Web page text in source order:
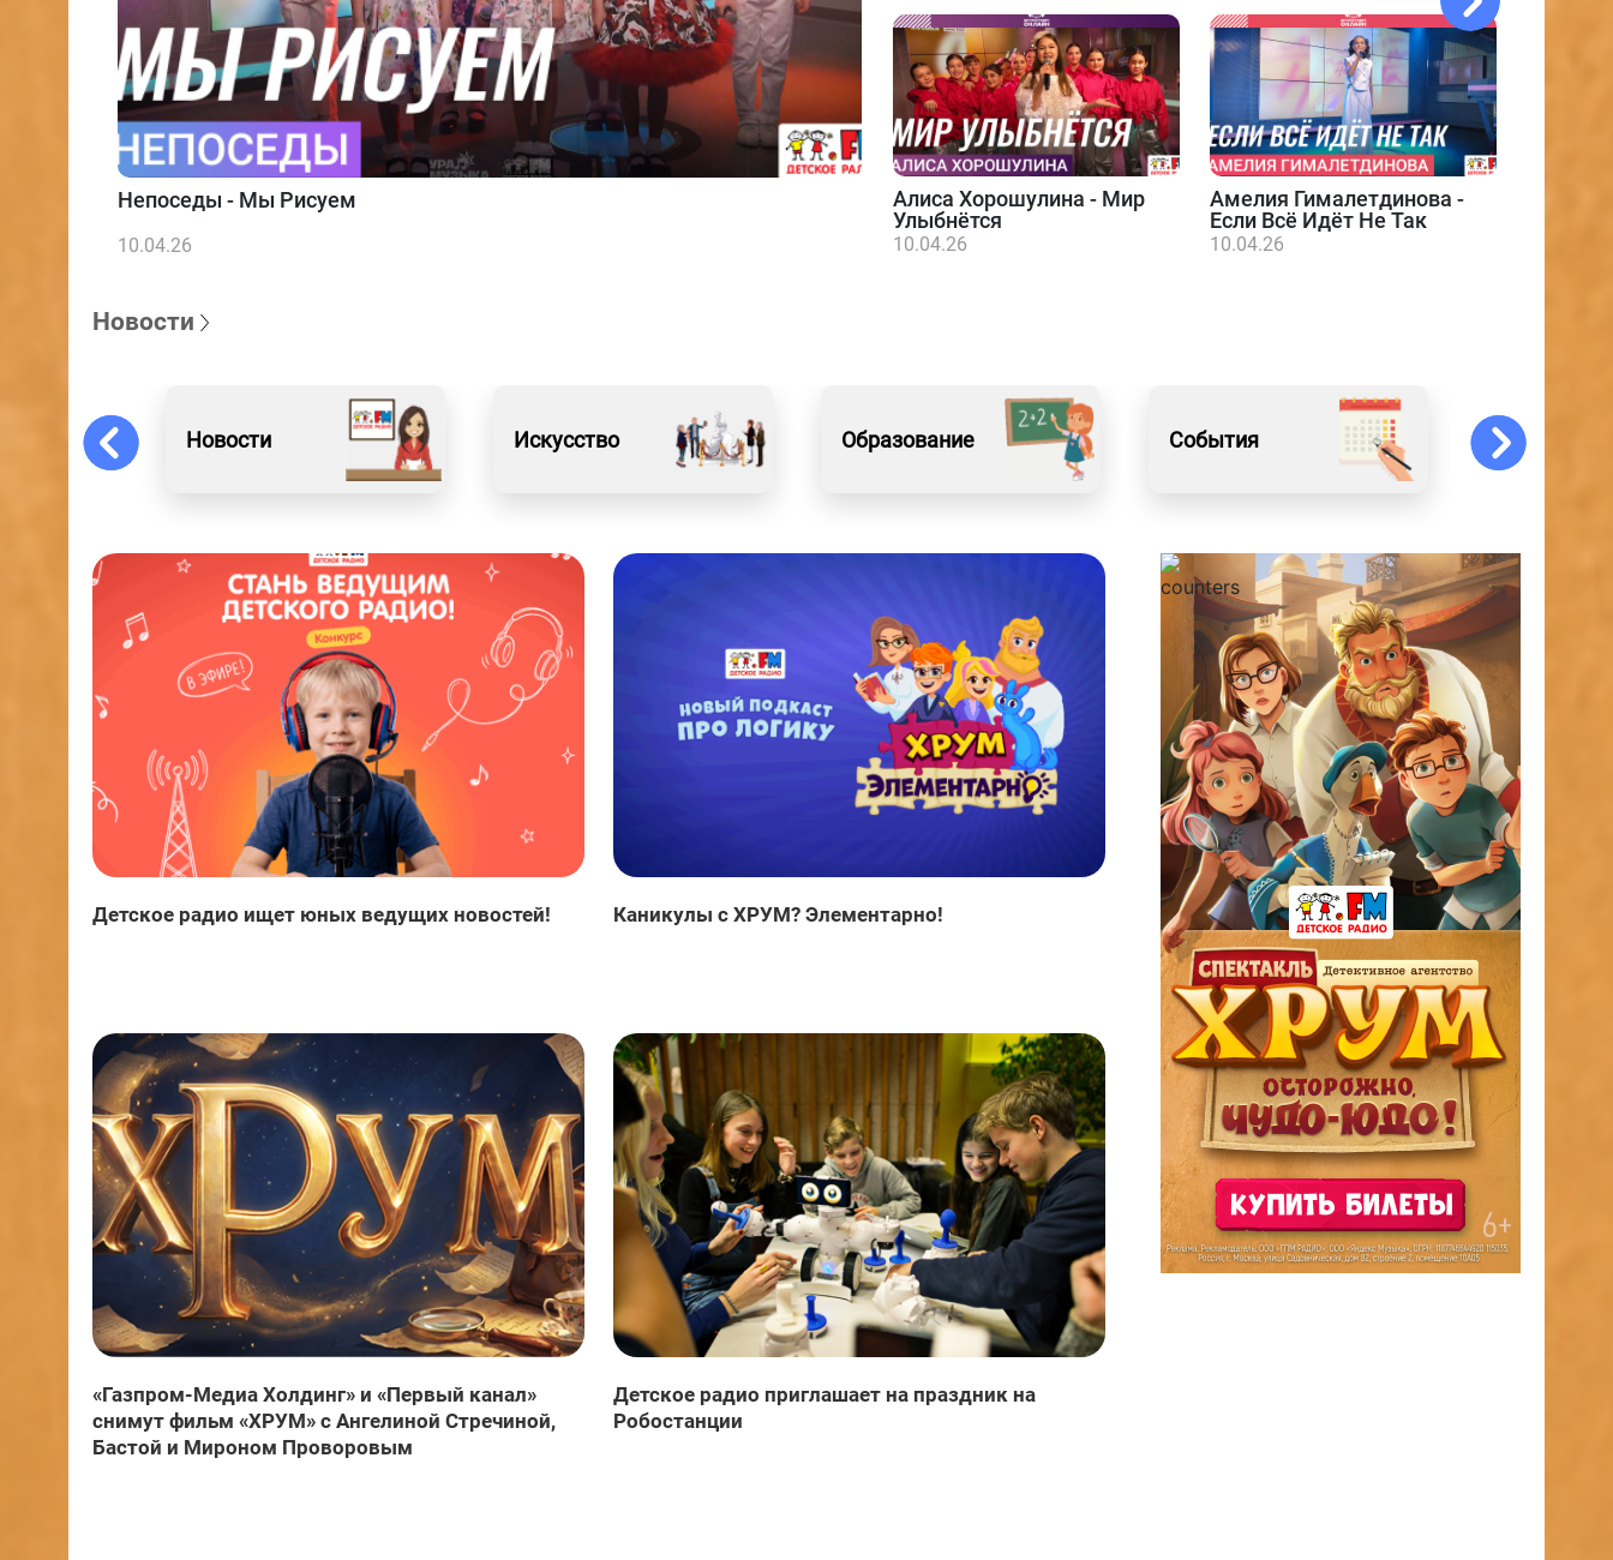
Непоседы - Мы Рисуем
10.04.26
Алиса Хорошулина - Мир
Улыбнётся
10.04.26
Амелия Гималетдинова -
Если Всё Идёт Не Так
10.04.26
Новости
Новости Искусство Образование События Обо всём
Детское радио ищет юных ведущих новостей! Каникулы с ХРУМ? Элементарно!
«Газпром-Медиа Холдинг» и «Первый канал»
снимут фильм «ХРУМ» с Ангелиной Стречиной,
Бастой и Мироном Проворовым
Детское радио приглашает на праздник на
Робостанции